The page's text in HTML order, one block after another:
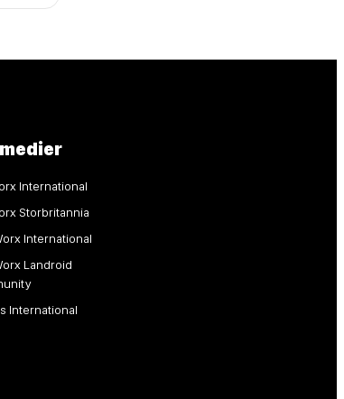
International
Storbritannia
International
Landroid
International